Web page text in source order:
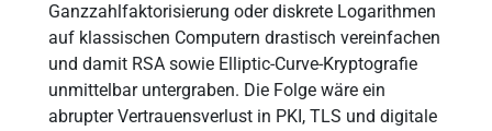
Ganzzahlfaktorisierung oder diskrete Logarithmen
auf klassischen Computern drastisch vereinfachen
und damit RSA sowie Elliptic-Curve-Kryptografie
unmittelbar untergraben. Die Folge wäre ein
abrupter Vertrauensverlust in PKI, TLS und digitale